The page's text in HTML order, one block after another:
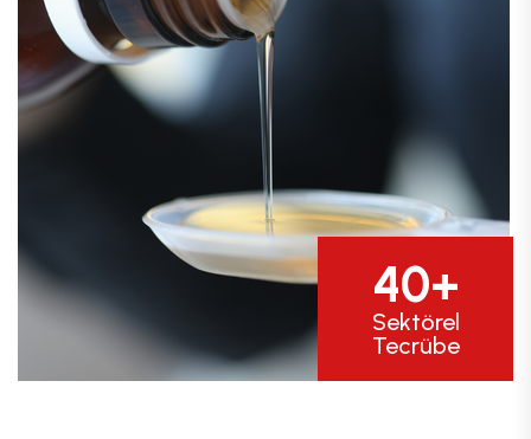
40+
Sektörel
Tecrübe